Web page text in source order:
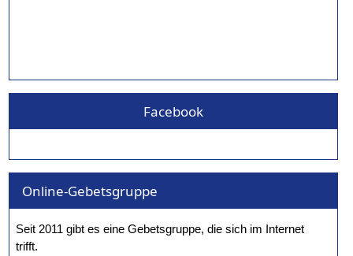
Facebook
Online-Gebetsgruppe
Seit 2011 gibt es eine Gebetsgruppe, die sich im Internet
trifft.